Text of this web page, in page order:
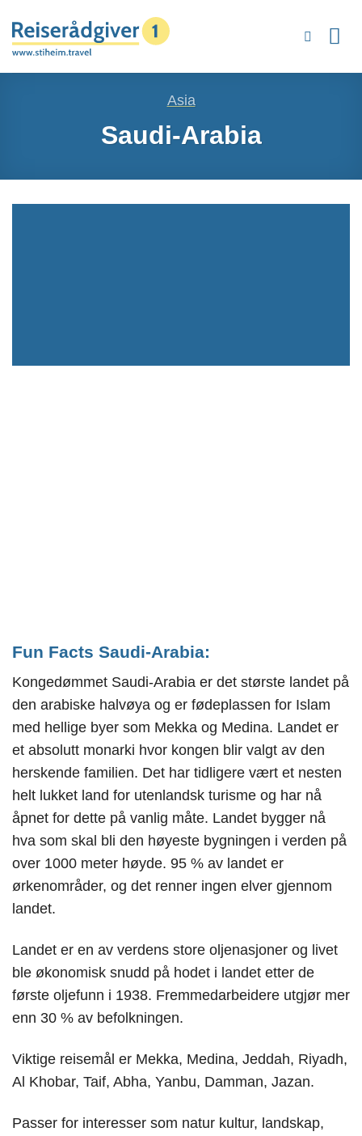
content
Asia
Saudi-Arabia
Fun Facts Saudi-Arabia:
Kongedømmet Saudi-Arabia er det største landet på
den arabiske halvøya og er fødeplassen for Islam
med hellige byer som Mekka og Medina. Landet er
et absolutt monarki hvor kongen blir valgt av den
herskende familien. Det har tidligere vært et nesten
helt lukket land for utenlandsk turisme og har nå
åpnet for dette på vanlig måte. Landet bygger nå
hva som skal bli den høyeste bygningen i verden på
over 1000 meter høyde. 95 % av landet er
ørkenområder, og det renner ingen elver gjennom
landet.
Landet er en av verdens store oljenasjoner og livet
ble økonomisk snudd på hodet i landet etter de
første oljefunn i 1938. Fremmedarbeidere utgjør mer
enn 30 % av befolkningen.
Viktige reisemål er Mekka, Medina, Jeddah, Riyadh,
Al Khobar, Taif, Abha, Yanbu, Damman, Jazan.
Passer for interesser som natur kultur, landskap,